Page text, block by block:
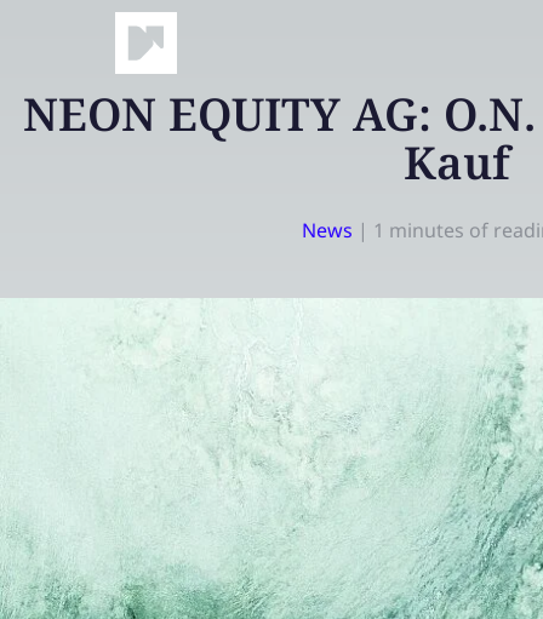
NEON EQUITY AG:
Kauf
News | 1 minutes of